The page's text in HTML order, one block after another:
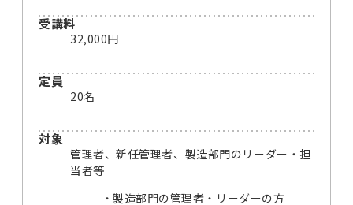
受講料
32,000円
定員
20名
対象
管理者、新任管理者、製造部門のリーダー・担
当者等
製造部門の管理者・リーダーの方